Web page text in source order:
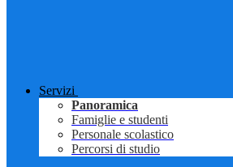
Servizi
Panoramica
Famiglie e studenti
Personale scolastico
Percorsi di studio